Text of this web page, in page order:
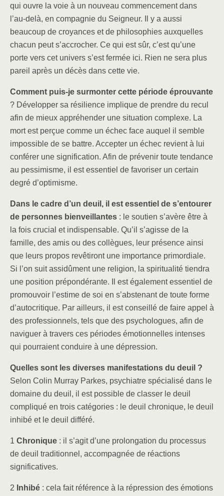
qui ouvre la voie à un nouveau commencement dans
l’au-delà, en compagnie du Seigneur. Il y a aussi
beaucoup de croyances et de philosophies auxquelles
chacun peut s’accrocher. Ce qui est sûr, c’est qu’une
porte vers cet univers s’est fermée ici. Rien ne sera plus
pareil après un décès dans cette vie.
Comment puis-je surmonter cette période éprouvante
? Développer sa résilience implique de prendre du recul
afin de mieux appréhender une situation complexe. La
mort est perçue comme un échec face auquel il semble
impossible de se battre. Accepter un échec revient à lui
conférer une signification. Afin de prévenir toute tendance
au pessimisme, il est essentiel de favoriser un certain
degré d’optimisme.
Dans le cadre d’un deuil, il est essentiel de s’entourer
de personnes bienveillantes : le soutien s’avère être à
la fois crucial et indispensable. Qu’il s’agisse de la
famille, des amis ou des collègues, leur présence ainsi
que leurs propos revêtiront une importance primordiale.
Si l’on suit assidûment une religion, la spiritualité tiendra
une position prépondérante. Il est également essentiel de
promouvoir l’estime de soi en s’abstenant de toute forme
d’autocritique. Par ailleurs, il est conseillé de faire appel à
des professionnels, tels que des psychologues, afin de
naviguer à travers ces périodes émotionnelles intenses
qui pourraient conduire à une dépression.
Quelles sont les diverses manifestations du deuil ?
Selon Colin Murray Parkes, psychiatre spécialisé dans le
domaine du deuil, il est possible de classer le deuil
compliqué en trois catégories : le deuil chronique, le deuil
inhibé et le deuil différé.
1 Chronique : il s’agit d’une prolongation du processus
de deuil traditionnel, accompagnée de réactions
significatives.
2 Inhibé : cela fait référence à la répression des émotions